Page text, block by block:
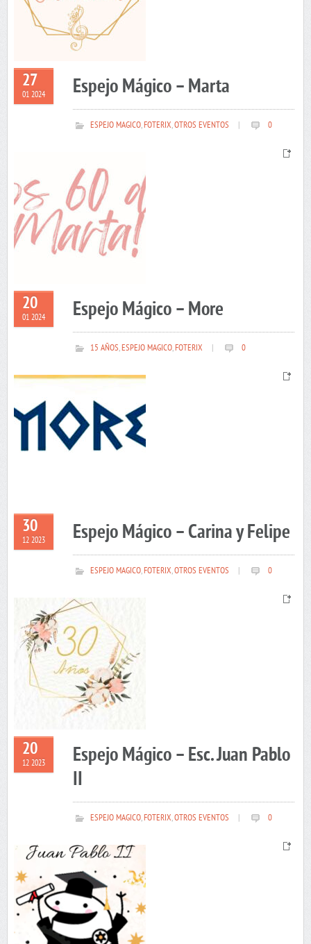
27
01 2024 Espejo Mágico – Marta
ESPEJO MAGICO,FOTERIX,OTROS EVENTOS 0
20
01 2024 Espejo Mágico – More
15 AÑOS,ESPEJO MAGICO,FOTERIX 0
30
12 2023 Espejo Mágico – Carina y Felipe
ESPEJO MAGICO,FOTERIX,OTROS EVENTOS 0
20
12 2023
Espejo Mágico – Esc. Juan Pablo
II
ESPEJO MAGICO,FOTERIX,OTROS EVENTOS 0